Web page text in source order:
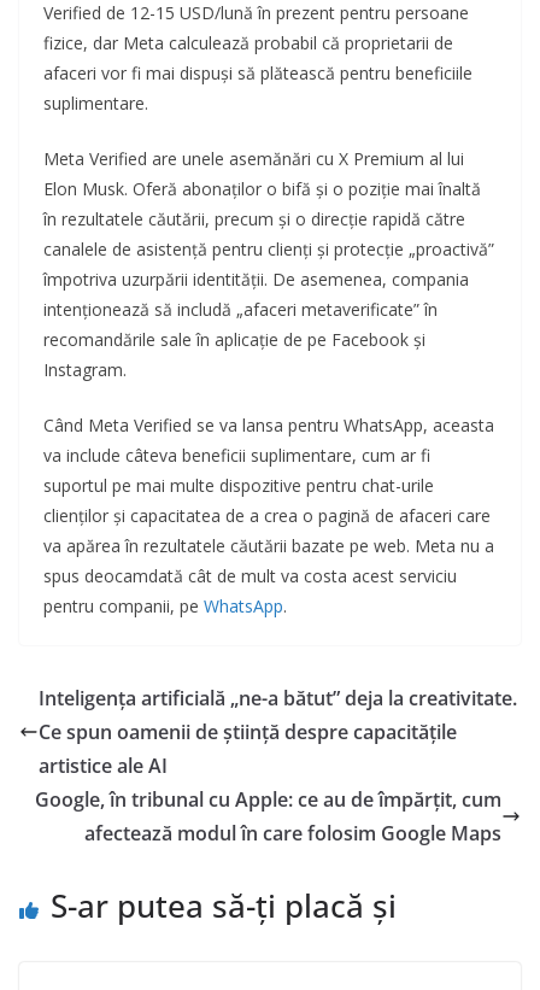
Verified de 12-15 USD/lună în prezent pentru persoane
fizice, dar Meta calculează probabil că proprietarii de
afaceri vor fi mai dispuși să plătească pentru beneficiile
suplimentare.
Meta Verified are unele asemănări cu X Premium al lui
Elon Musk. Oferă abonaților o bifă și o poziție mai înaltă
în rezultatele căutării, precum și o direcție rapidă către
canalele de asistență pentru clienți și protecție „proactivă”
împotriva uzurpării identității. De asemenea, compania
intenționează să includă „afaceri metaverificate” în
recomandările sale în aplicație de pe Facebook și
Instagram.
Când Meta Verified se va lansa pentru WhatsApp, aceasta
va include câteva beneficii suplimentare, cum ar fi
suportul pe mai multe dispozitive pentru chat-urile
clienților și capacitatea de a crea o pagină de afaceri care
va apărea în rezultatele căutării bazate pe web. Meta nu a
spus deocamdată cât de mult va costa acest serviciu
pentru companii, pe WhatsApp.
Inteligența artificială „ne-a bătut” deja la creativitate.
Ce spun oamenii de știință despre capacitățile
artistice ale AI
Google, în tribunal cu Apple: ce au de împărțit, cum
afectează modul în care folosim Google Maps
S-ar putea să-ți placă și